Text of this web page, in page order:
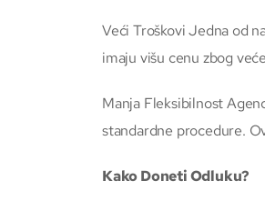
Veći Troškovi Jedna od
imaju višu cenu zbog
Manja Fleksibilnost
standardne procedure.
Kako Doneti Odluku?